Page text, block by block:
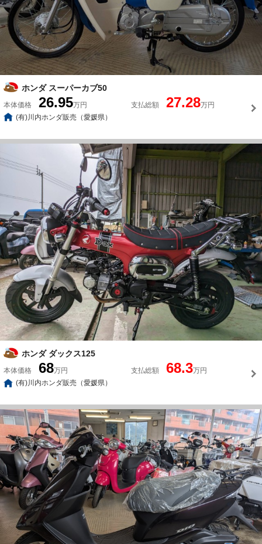
ホンダ スーパーカブ50
本体価格 26.95万円 支払総額 27.28万円
(有)川内ホンダ販売（愛媛県）
ホンダ ダックス125
本体価格 68万円 支払総額 68.3万円
(有)川内ホンダ販売（愛媛県）